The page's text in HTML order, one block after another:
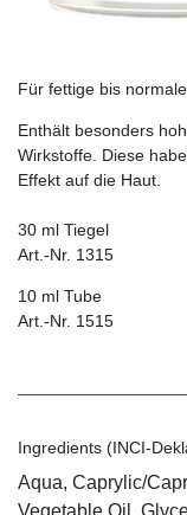
Für fettige bis normale
Enthält besonders
Wirkstoffe. Diese
Effekt auf die Haut.
30 ml Tiegel
Art.-Nr. 1315
10 ml Tube
Art.-Nr. 1515
Ingredients (INCI-
Aqua, Caprylic/
Vegetable Oil,